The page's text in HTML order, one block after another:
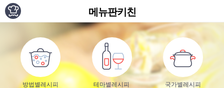
메뉴판키친
방법별레시피 테마별레시피 국가별레시피